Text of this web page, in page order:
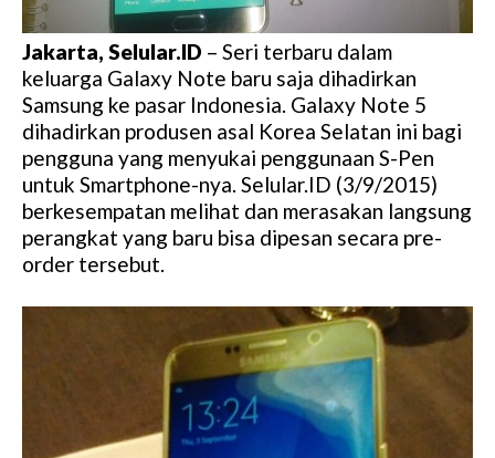
Jakarta, Selular.ID – Seri terbaru dalam
keluarga Galaxy Note baru saja dihadirkan
Samsung ke pasar Indonesia. Galaxy Note 5
dihadirkan produsen asal Korea Selatan ini bagi
pengguna yang menyukai penggunaan S-Pen
untuk Smartphone-nya. Selular.ID (3/9/2015)
berkesempatan melihat dan merasakan langsung
perangkat yang baru bisa dipesan secara pre-
order tersebut.